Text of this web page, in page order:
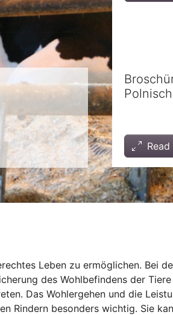
Leben zu ermöglichen. Bei
des Wohlbefindens der
Das Wohlergehen und die
Rindern besonders wichtig. Sie